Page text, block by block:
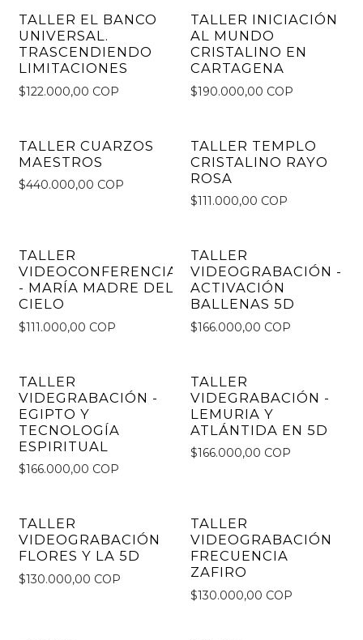
TALLER EL BANCO
UNIVERSAL.
TRASCENDIENDO
LIMITACIONES
$122.000,00 COP
TALLER INICIACIÓN
AL MUNDO
CRISTALINO EN
CARTAGENA
$190.000,00 COP
TALLER CUARZOS
MAESTROS
$440.000,00 COP
TALLER TEMPLO
CRISTALINO RAYO
ROSA
$111.000,00 COP
TALLER
VIDEOCONFERENCIA
- MARÍA MADRE DEL
CIELO
$111.000,00 COP
TALLER
VIDEOGRABACIÓN -
ACTIVACIÓN
BALLENAS 5D
$166.000,00 COP
TALLER
VIDEGRABACIÓN -
EGIPTO Y
TECNOLOGÍA
ESPIRITUAL
$166.000,00 COP
TALLER
VIDEGRABACIÓN -
LEMURIA Y
ATLÁNTIDA EN 5D
$166.000,00 COP
TALLER
VIDEOGRABACIÓN
FLORES Y LA 5D
$130.000,00 COP
TALLER
VIDEOGRABACIÓN
FRECUENCIA
ZAFIRO
$130.000,00 COP